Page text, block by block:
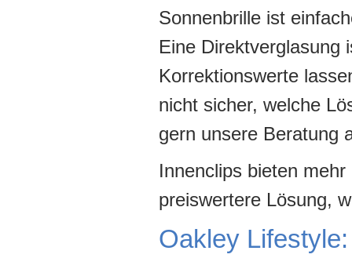
Sonnenbrille ist
Eine Direktverglasung
Korrektionswerte
nicht sicher, welche
gern unsere Beratung
Innenclips bieten
preiswertere Lösung,
Oakley